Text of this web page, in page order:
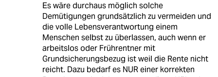
Es wäre durchaus möglich solche
Demütigungen grundsätzlich zu vermeiden und
die volle Lebensverantwortung einem
Menschen selbst zu überlassen, auch wenn er
arbeitslos oder Frührentner mit
Grundsicherungsbezug ist weil die Rente nicht
reicht. Dazu bedarf es NUR einer korrekten